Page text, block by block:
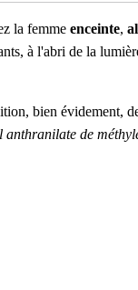
la femme enceinte,
à l'abri de la
bien évidement,
anthranilate de